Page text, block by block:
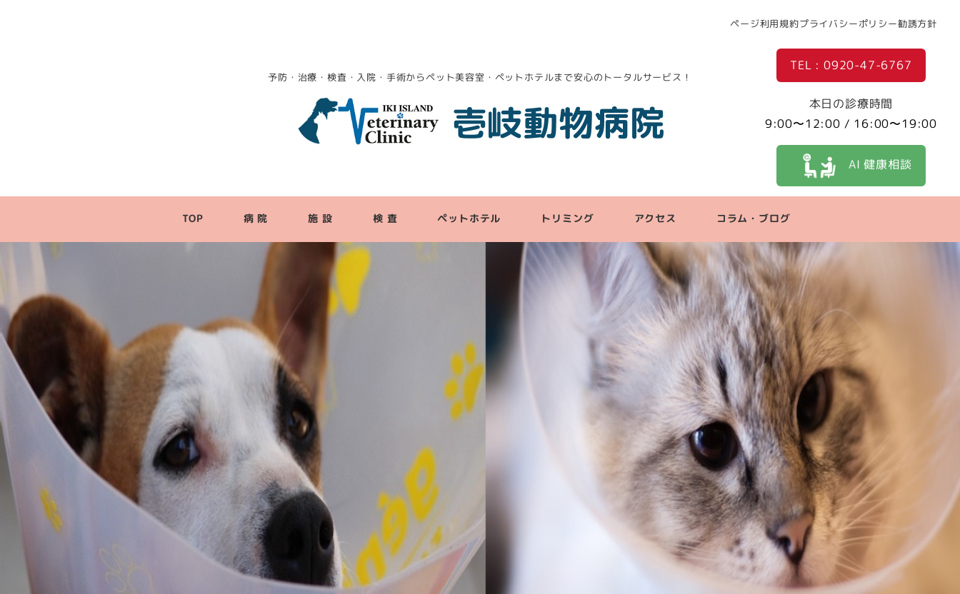
ページ利用規約プライバシーポリシー勧誘方針
予防・治療・検査・入院・手術からペット美容室・ペットホテルまで安心のトータルサービス！
壱岐動物病院
TEL : 0920-47-6767
本日の診療時間
9:00〜12:00 / 16:00〜19:00
AI 健康相談
TOP 病 院 施 設 検 査 ペットホテル トリミング アクセス コラム・ブログ